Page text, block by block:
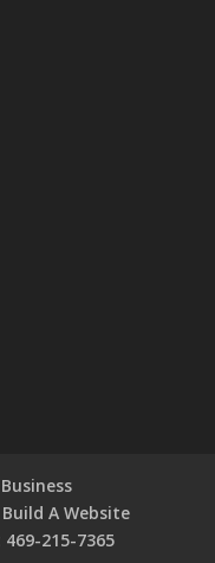
A Website
215-7365